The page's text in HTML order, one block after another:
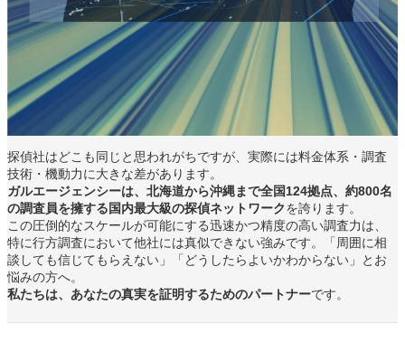
探偵社はどこも同じと思われがちですが、実際には料金体系・調査
技術・機動力に大きな差があります。
ガルエージェンシーは、北海道から沖縄まで全国124拠点、約800名
の調査員を擁する国内最大級の探偵ネットワークを誇ります。
この圧倒的なスケールが可能にする迅速かつ精度の高い調査力は、
特に行方調査において他社には真似できない強みです。「周囲に相
談しても信じてもらえない」「どうしたらよいかわからない」とお
悩みの方へ。
私たちは、あなたの真実を証明するためのパートナーです。